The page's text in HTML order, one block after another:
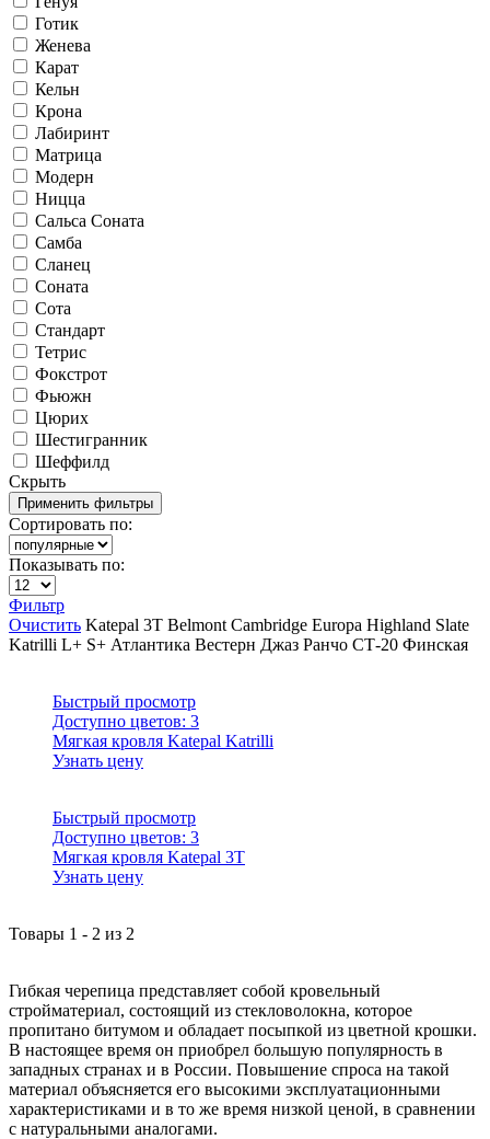
Готик
Женева
Карат
Кельн
Крона
Лабиринт
Матрица
Модерн
Ницца
Сальса Соната
Самба
Сланец
Соната
Сота
Стандарт
Тетрис
Фокстрот
Фьюжн
Цюрих
Шестигранник
Шеффилд
Скрыть
Сортировать по:
Показывать по:
Фильтр
Очистить Katepal 3T Belmont Cambridge Europa Highland Slate
Katrilli L+ S+ Атлантика Вестерн Джаз Ранчо СТ-20 Финская
Быстрый просмотр
Доступно цветов: 3
Мягкая кровля Katepal Katrilli
Узнать цену
Быстрый просмотр
Доступно цветов: 3
Мягкая кровля Katepal 3T
Узнать цену
Товары 1 - 2 из 2
Гибкая черепица представляет собой кровельный
стройматериал, состоящий из стекловолокна, которое
пропитано битумом и обладает посыпкой из цветной крошки.
В настоящее время он приобрел большую популярность в
западных странах и в России. Повышение спроса на такой
материал объясняется его высокими эксплуатационными
характеристиками и в то же время низкой ценой, в сравнении
с натуральными аналогами.